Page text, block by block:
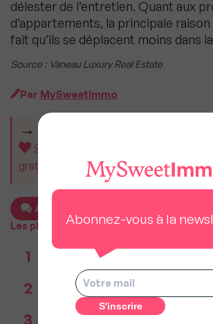
délester de l’entretien. Quant aux
d’appartements, la principale
fait qu’ils se déplacent moins dans
Source : Vaneau Luxury Real Estate
Par MySweetImmo
Soutenez MySweetImmo et
gratuit pour tous.
Ajouter un commentaire
Les plus populaires
1
Taxe foncière 2026 : Ces grandes
2
Immobilier : Ce que l’AI Act
agences depuis le 2 août 2026
3
Réseau immobilier : iad franchit le
Abonnez-vous à la